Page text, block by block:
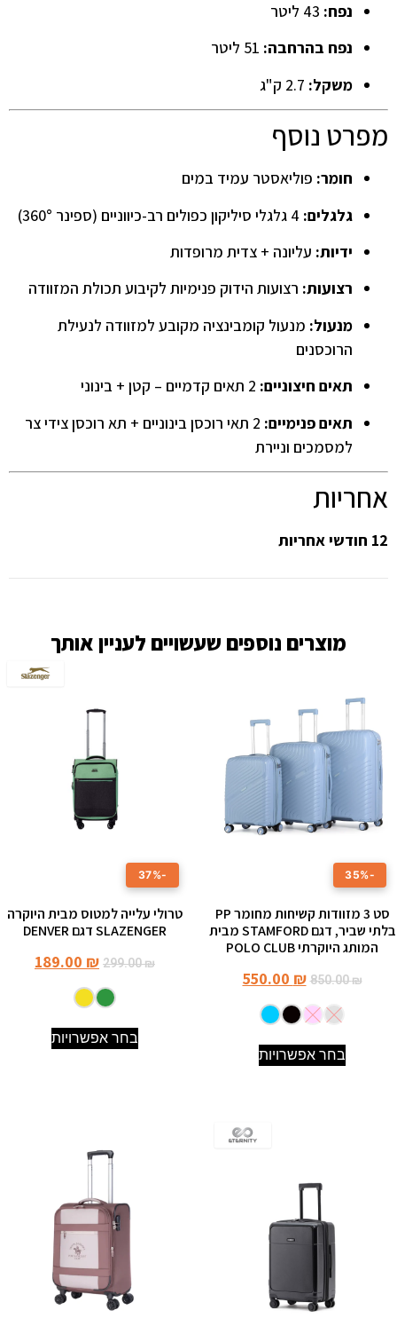
נפח:
נפח בהרחבה:
משקל:
מפרט נוסף
חומר: פוליאסטר עמיד במים
גלגלים:
ידיות: עליונה + צדית מרופדות
רצועות: רצועות הידוק פנימיות לקיבוע תכולת המזוודה
מנעול: מנעול קומבינציה מקובע למזוודה לנעילת
הרוכסנים
תאים חיצוניים:
תאים פנימיים:
2 תאי רוכסן בינוניים + תא רוכסן צידי צר
למסמכים וניירת
אחריות
12 חודשי אחריות
מוצרים נוספים שעשויים לעניין אותך
-35%
סט 3 מזוודות קשיחות מחומר PP
בלתי שביר, דגם STAMFORD מבית
המותג היוקרתי POLO CLUB
850.00₪
550.00 ₪
בחר אפשרויות
-37%
טרולי עלייה למטוס מבית היוקרה
SLAZENGER דגם DENVER
299.00₪
189.00 ₪
בחר אפשרויות